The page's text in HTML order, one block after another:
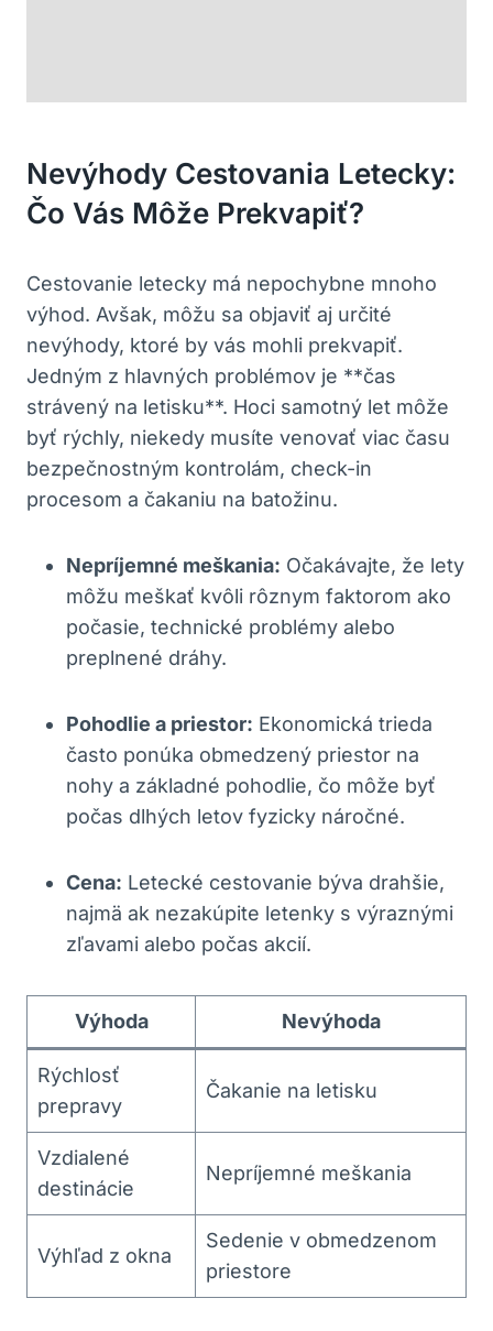
Nevýhody Cestovania Letecky:
Čo Vás Môže Prekvapiť?
Cestovanie letecky má nepochybne mnoho
výhod. Avšak, môžu sa objaviť aj určité
nevýhody, ktoré by vás mohli prekvapiť.
Jedným z hlavných problémov je **čas
strávený na letisku**. Hoci samotný let môže
byť rýchly, niekedy musíte venovať viac času
bezpečnostným kontrolám, check-in
procesom a čakaniu na batožinu.
Nepríjemné meškania: Očakávajte, že lety
môžu meškať kvôli rôznym faktorom ako
počasie, technické problémy alebo
preplnené dráhy.
Pohodlie a priestor: Ekonomická trieda
často ponúka obmedzený priestor na
nohy a základné pohodlie, čo môže byť
počas dlhých letov fyzicky náročné.
Cena: Letecké cestovanie býva drahšie,
najmä ak nezakúpite letenky s výraznými
zľavami alebo počas akcií.
Výhoda Nevýhoda
Rýchlosť
prepravy
Čakanie na letisku
Vzdialené
destinácie
Nepríjemné meškania
Výhľad z okna
Sedenie v obmedzenom
priestore